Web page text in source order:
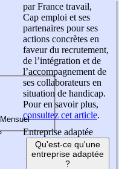
par France travail,
Cap emploi et ses
partenaires pour ses
actions concrètes en
faveur du recrutement,
de l’intégration et de
l’accompagnement de
ses collaborateurs en
situation de handicap.
Pour en savoir plus,
consultez cet article.
Entreprise adaptée
Qu'est-ce qu'une
entreprise adaptée
?